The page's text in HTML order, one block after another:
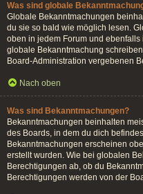
Was sind globale
Globale Bekanntmachungen
du sie so bald wie möglich lesen.
oben in jedem Forum und
globale Bekanntmachung
Board-Administration vergebenen
Nach oben
Was sind Bekanntmachungen?
Bekanntmachungen beinhalten
des Boards, in dem du dich
Bekanntmachungen erscheinen
erstellt wurden. Wie bei globalen
Berechtigungen ab, ob du
Berechtigungen werden von der